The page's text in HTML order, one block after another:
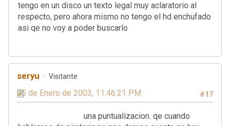
tengo en un disco un texto legal muy aclaratorio al
respecto, pero ahora mismo no tengo el hd enchufado
asi qe no voy a poder buscarlo
seryu Visitante
#17
05 de Enero de 2003, 11:46:21 PM
una puntualizacion. qe cuando